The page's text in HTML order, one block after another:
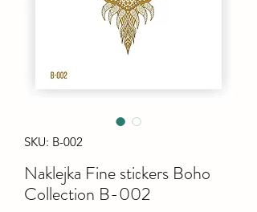
SKU: B-002
Naklejka Fine stiсkers Boho
Collection B-002